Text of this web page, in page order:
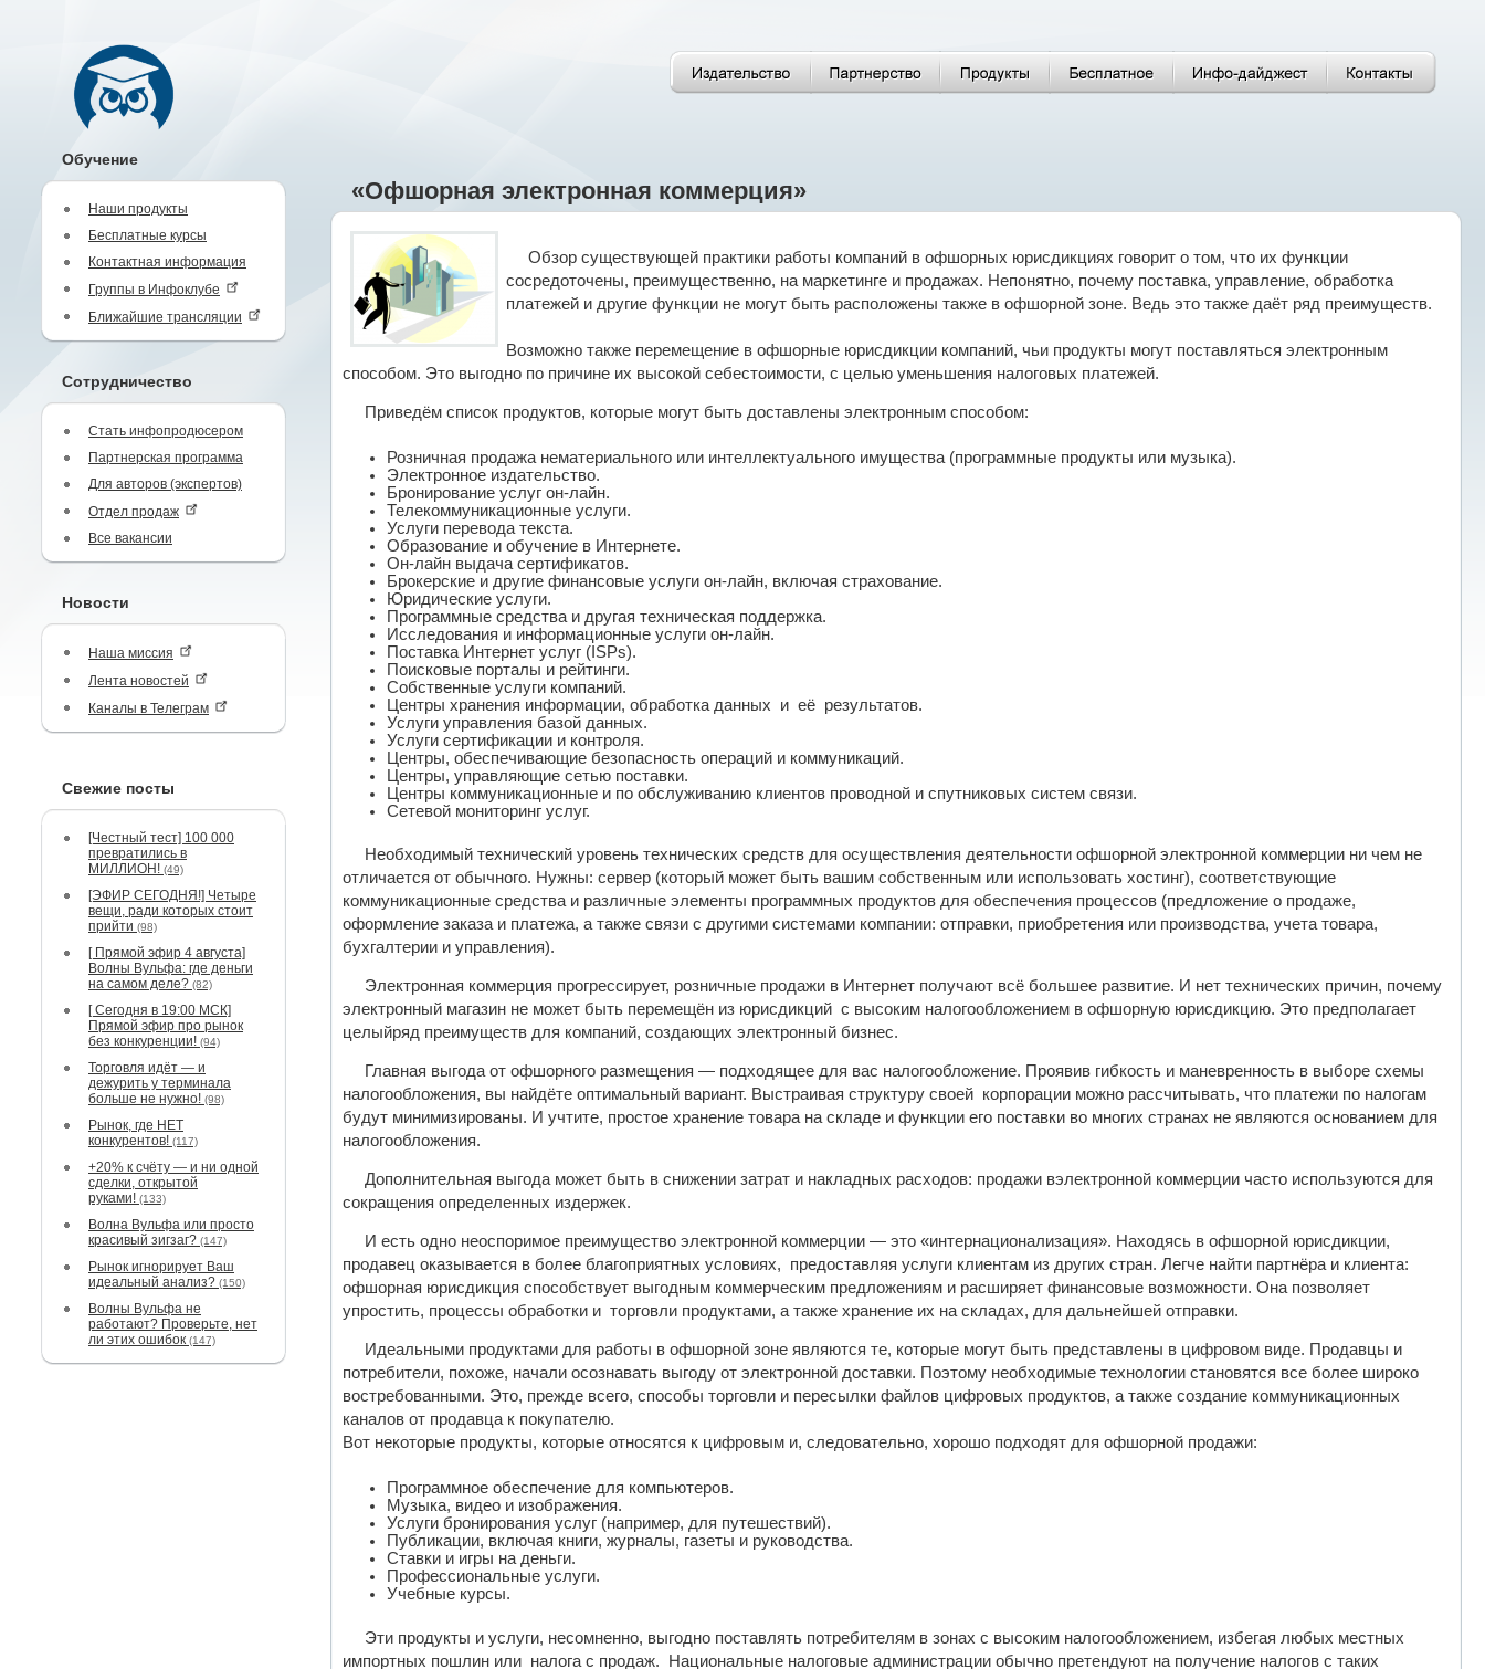
Обучение
Наши продукты
Бесплатные курсы
Контактная информация
Группы в Инфоклубе
Ближайшие трансляции
Сотрудничество
Стать инфопродюсером
Партнерская программа
Для авторов (экспертов)
Отдел продаж
Все вакансии
Новости
Наша миссия
Лента новостей
Каналы в Телеграм
Свежие посты
[Честный тест] 100 000
превратились в
МИЛЛИОН! (49)
[ЭФИР СЕГОДНЯ!] Четыре
вещи, ради которых стоит
прийти (98)
[ Прямой эфир 4 августа]
Волны Вульфа: где деньги
на самом деле? (82)
[ Сегодня в 19:00 МСК]
Прямой эфир про рынок
без конкуренции! (94)
Торговля идёт — и
дежурить у терминала
больше не нужно! (98)
Рынок, где НЕТ
конкурентов! (117)
+20% к счёту — и ни одной
сделки, открытой
руками! (133)
Волна Вульфа или просто
красивый зигзаг? (147)
Рынок игнорирует Ваш
идеальный анализ? (150)
Волны Вульфа не
работают? Проверьте, нет
ли этих ошибок (147)
«Офшорная электронная коммерция»
Обзор существующей практики работы компаний в офшорных юрисдикциях говорит о том, что их функции
сосредоточены, преимущественно, на маркетинге и продажах. Непонятно, почему поставка, управление, обработка
платежей и другие функции не могут быть расположены также в офшорной зоне. Ведь это также даёт ряд преимуществ.
Возможно также перемещение в офшорные юрисдикции компаний, чьи продукты могут поставляться электронным
способом. Это выгодно по причине их высокой себестоимости, с целью уменьшения налоговых платежей.
Приведём список продуктов, которые могут быть доставлены электронным способом:
Розничная продажа нематериального или интеллектуального имущества (программные продукты или музыка).
Электронное издательство.
Бронирование услуг он-лайн.
Телекоммуникационные услуги.
Услуги перевода текста.
Образование и обучение в Интернете.
Он-лайн выдача сертификатов.
Брокерские и другие финансовые услуги он-лайн, включая страхование.
Юридические услуги.
Программные средства и другая техническая поддержка.
Исследования и информационные услуги он-лайн.
Поставка Интернет услуг (ISPs).
Поисковые порталы и рейтинги.
Собственные услуги компаний.
Центры хранения информации, обработка данных и её результатов.
Услуги управления базой данных.
Услуги сертификации и контроля.
Центры, обеспечивающие безопасность операций и коммуникаций.
Центры, управляющие сетью поставки.
Центры коммуникационные и по обслуживанию клиентов проводной и спутниковых систем связи.
Сетевой мониторинг услуг.
Необходимый технический уровень технических средств для осуществления деятельности офшорной электронной коммерции ни чем не
отличается от обычного. Нужны: сервер (который может быть вашим собственным или использовать хостинг), соответствующие
коммуникационные средства и различные элементы программных продуктов для обеспечения процессов (предложение о продаже,
оформление заказа и платежа, а также связи с другими системами компании: отправки, приобретения или производства, учета товара,
бухгалтерии и управления).
Электронная коммерция прогрессирует, розничные продажи в Интернет получают всё большее развитие. И нет технических причин, почему
электронный магазин не может быть перемещён из юрисдикций с высоким налогообложением в офшорную юрисдикцию. Это предполагает
целыйряд преимуществ для компаний, создающих электронный бизнес.
Главная выгода от офшорного размещения — подходящее для вас налогообложение. Проявив гибкость и маневренность в выборе схемы
налогообложения, вы найдёте оптимальный вариант. Выстраивая структуру своей корпорации можно рассчитывать, что платежи по налогам
будут минимизированы. И учтите, простое хранение товара на складе и функции его поставки во многих странах не являются основанием для
налогообложения.
Дополнительная выгода может быть в снижении затрат и накладных расходов: продажи вэлектронной коммерции часто используются для
сокращения определенных издержек.
И есть одно неоспоримое преимущество электронной коммерции — это «интернационализация». Находясь в офшорной юрисдикции,
продавец оказывается в более благоприятных условиях, предоставляя услуги клиентам из других стран. Легче найти партнёра и клиента:
офшорная юрисдикция способствует выгодным коммерческим предложениям и расширяет финансовые возможности. Она позволяет
упростить, процессы обработки и торговли продуктами, а также хранение их на складах, для дальнейшей отправки.
Идеальными продуктами для работы в офшорной зоне являются те, которые могут быть представлены в цифровом виде. Продавцы и
потребители, похоже, начали осознавать выгоду от электронной доставки. Поэтому необходимые технологии становятся все более широко
востребованными. Это, прежде всего, способы торговли и пересылки файлов цифровых продуктов, а также создание коммуникационных
каналов от продавца к покупателю.
Вот некоторые продукты, которые относятся к цифровым и, следовательно, хорошо подходят для офшорной продажи:
Программное обеспечение для компьютеров.
Музыка, видео и изображения.
Услуги бронирования услуг (например, для путешествий).
Публикации, включая книги, журналы, газеты и руководства.
Ставки и игры на деньги.
Профессиональные услуги.
Учебные курсы.
Эти продукты и услуги, несомненно, выгодно поставлять потребителям в зонах с высоким налогообложением, избегая любых местных
импортных пошлин или налога с продаж. Национальные налоговые администрации обычно претендуют на получение налогов с таких